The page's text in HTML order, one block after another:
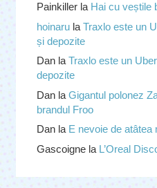
Painkillerla Hai cu veștile
hoinarula Traxlo este un
și depozite
Danla Traxlo este un
depozite
Danla Gigantul polonez
brandul Froo
Danla E nevoie de atâtea
Gascoignela L’Oreal